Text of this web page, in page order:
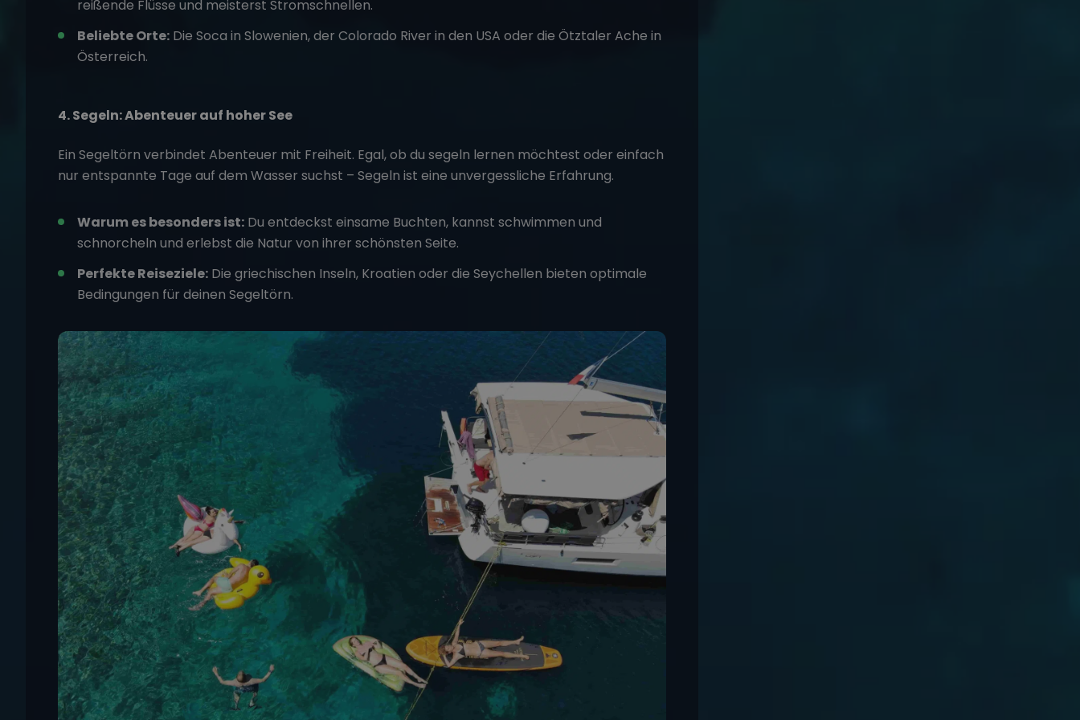
reißende Flüsse und meisterst Stromschnellen.
Beliebte Orte: Die Soca in Slowenien, der Colorado River in den USA oder die Ötztaler Ache in
Österreich.
4. Segeln: Abenteuer auf hoher See
Ein Segeltörn verbindet Abenteuer mit Freiheit. Egal, ob du segeln lernen möchtest oder einfach
nur entspannte Tage auf dem Wasser suchst – Segeln ist eine unvergessliche Erfahrung.
Warum es besonders ist: Du entdeckst einsame Buchten, kannst schwimmen und
schnorcheln und erlebst die Natur von ihrer schönsten Seite.
Perfekte Reiseziele: Die griechischen Inseln, Kroatien oder die Seychellen bieten optimale
Bedingungen für deinen Segeltörn.